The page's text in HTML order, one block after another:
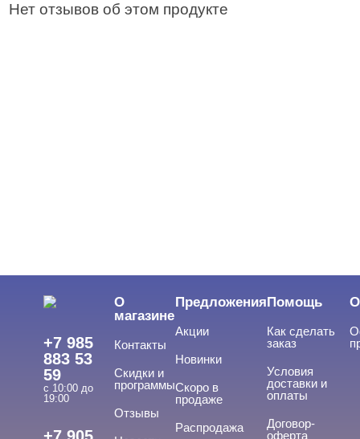
Нет отзывов об этом продукте
+7 985
883 53
59
с 10:00 до
19:00
О
магазине
Контакты
Скидки и
программы
Отзывы
Предложения
Акции
Новинки
Скоро в
продаже
Распродажа
Помощь
Как сделать
заказ
Условия
доставки и
оплаты
Договор-
оферта